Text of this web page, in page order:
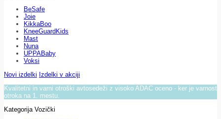
BeSafe
Joie
KikkaBoo
KneeGuardKids
Mast
Nuna
UPPABaby
Voksi
Novi izdelki Izdelki v akciji
Kvalitetni in varni otroški avtosedeži z visoko ADAC oceno - ker je varnost
otroka na 1. mestu.
Kategorija Vozički